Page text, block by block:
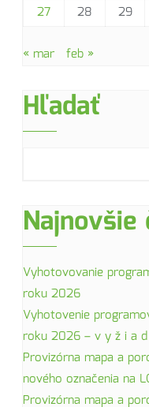
27
28 29
« mar feb »
Hľadať
Vyhotovovanie
roku 2026
Vyhotovenie
roku 2026 – v y ž i a
Provizórna mapa a
nového označenia na
Provizórna mapa a